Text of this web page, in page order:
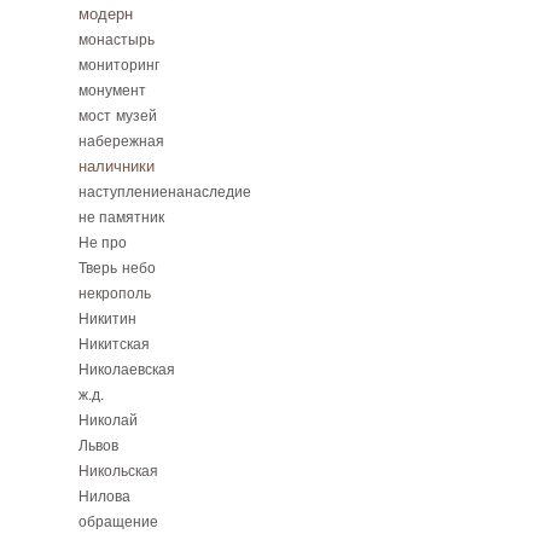
модерн
монастырь
мониторинг
монумент
мост музей
набережная
наличники
наступлениенанаследие
не памятник
Не про
Тверь небо
некрополь
Никитин
Никитская
Николаевская
ж.д.
Николай
Львов
Никольская
Нилова
обращение